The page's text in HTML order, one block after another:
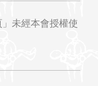
未經本會授權使